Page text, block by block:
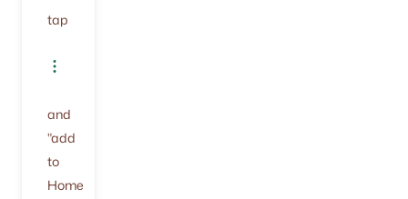
tap
and
"add
to
Home